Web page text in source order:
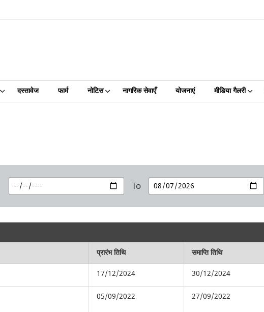
दस्तावेज फार्म नोटिस नागरिक सेवाएँ योजनाएं मीडिया गैलरी
To
प्रारंभ तिथि समाप्ति तिथि
17/12/2024 30/12/2024
05/09/2022 27/09/2022